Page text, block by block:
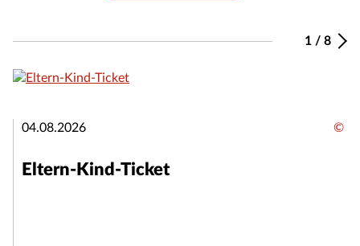
04.08.2026 ©
Eltern-Kind-Ticket
1 / 8